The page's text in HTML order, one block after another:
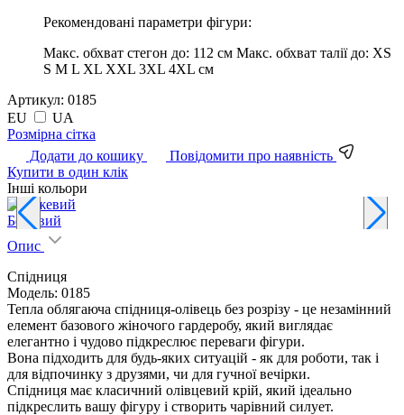
Рекомендовані параметри фігури:
Макс. обхват стегон до: 112 см Макс. обхват талії до: XS
S M L XL XXL 3XL 4XL см
Артикул: 0185
EU
UA
Pозмірна сітка
Додати до кошику
Повідомити про наявність
Купити в один клік
Інші кольори
Бежевий
Опис
Спідниця
Модель: 0185
Тепла облягаюча спідниця-олівець без розрізу - це незамінний
елемент базового жіночого гардеробу, який виглядає
елегантно і чудово підкреслює переваги фігури.
Вона підходить для будь-яких ситуацій - як для роботи, так і
для відпочинку з друзями, чи для гучної вечірки.
Спідниця має класичний олівцевий крій, який ідеально
підкреслить вашу фігуру і створить чарівний силует.